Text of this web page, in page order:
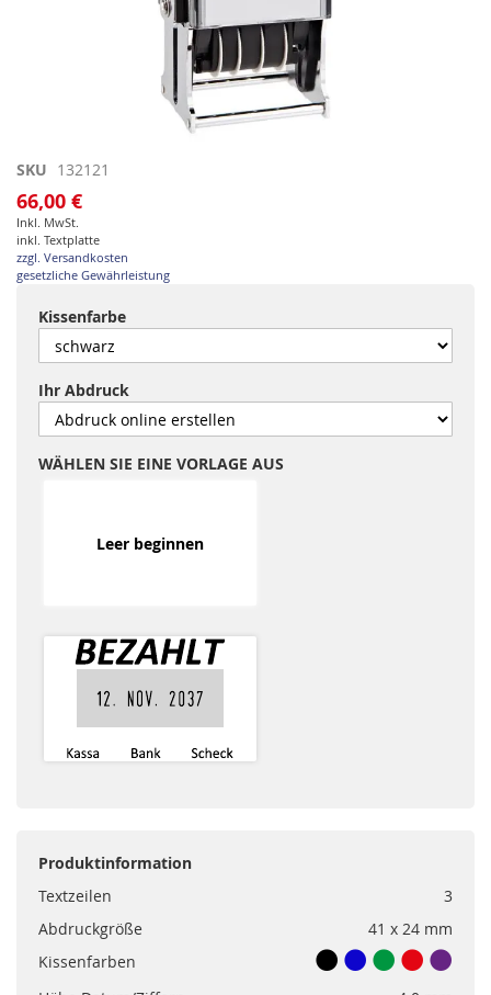
Zum
Anfang
der
Bildgalerie
springen
SKU 132121
66,00 €
Inkl. MwSt.
inkl. Textplatte
zzgl. Versandkosten
gesetzliche Gewährleistung
Kissenfarbe
Ihr Abdruck
WÄHLEN SIE EINE VORLAGE AUS
Leer beginnen
Produktinformation
Textzeilen
3
Abdruckgröße
41 x 24 mm
Kissenfarben